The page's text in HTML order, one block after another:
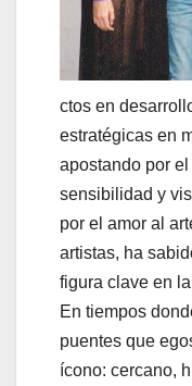
ctos en
estratégicas en
apostando por
sensibilidad y
por el amor al
artistas, ha
figura clave en
En tiempos
puentes que
ícono: cercano,